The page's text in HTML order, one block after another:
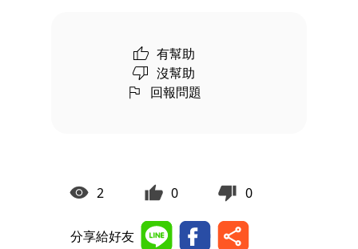
有幫助
沒幫助
回報問題
2 0 0
分享給好友